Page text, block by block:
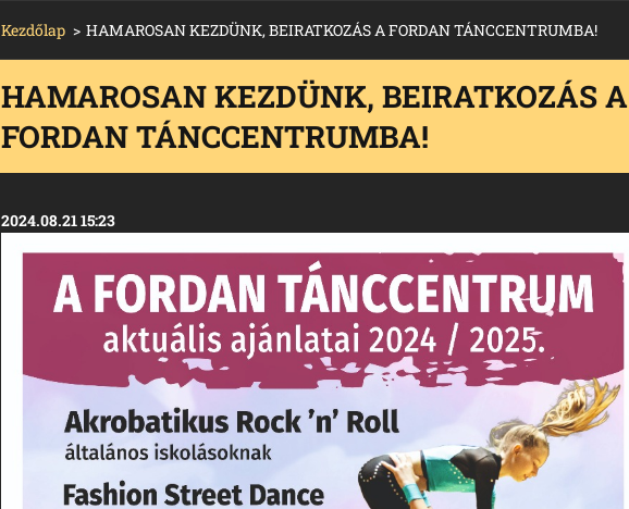
Kezdőlap > HAMAROSAN KEZDÜNK, BEIRATKOZÁS A FORDAN TÁNCCENTRUMBA!
HAMAROSAN KEZDÜNK, BEIRATKOZÁS A
FORDAN TÁNCCENTRUMBA!
2024.08.21 15:23